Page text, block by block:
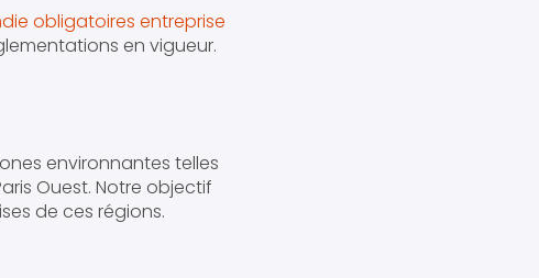
obligatoires entreprise
en vigueur.
environnantes telles
Ouest. Notre objectif
de ces régions.